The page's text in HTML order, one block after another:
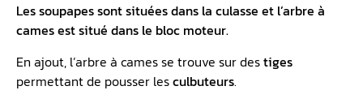
Les soupapes sont situées dans la culasse et l’arbre à
cames est situé dans le bloc moteur.
En ajout, l’arbre à cames se trouve sur destiges
permettant de pousser lesculbuteurs.